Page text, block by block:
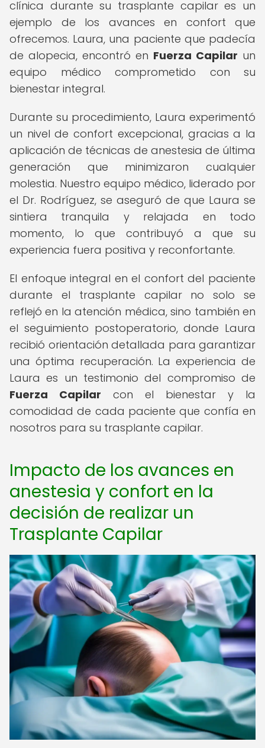
clínica durante su trasplante capilar es un
ejemplo de los avances en confort que
ofrecemos. Laura, una paciente que padecía
de alopecia, encontró en Fuerza Capilar un
equipo médico comprometido con su
bienestar integral.
Durante su procedimiento, Laura experimentó
un nivel de confort excepcional, gracias a la
aplicación de técnicas de anestesia de última
generación que minimizaron cualquier
molestia. Nuestro equipo médico, liderado por
el Dr. Rodríguez, se aseguró de que Laura se
sintiera tranquila y relajada en todo
momento, lo que contribuyó a que su
experiencia fuera positiva y reconfortante.
El enfoque integral en el confort del paciente
durante el trasplante capilar no solo se
reflejó en la atención médica, sino también en
el seguimiento postoperatorio, donde Laura
recibió orientación detallada para garantizar
una óptima recuperación. La experiencia de
Laura es un testimonio del compromiso de
Fuerza Capilar con el bienestar y la
comodidad de cada paciente que confía en
nosotros para su trasplante capilar.
Impacto de los avances en
anestesia y confort en la
decisión de realizar un
Trasplante Capilar